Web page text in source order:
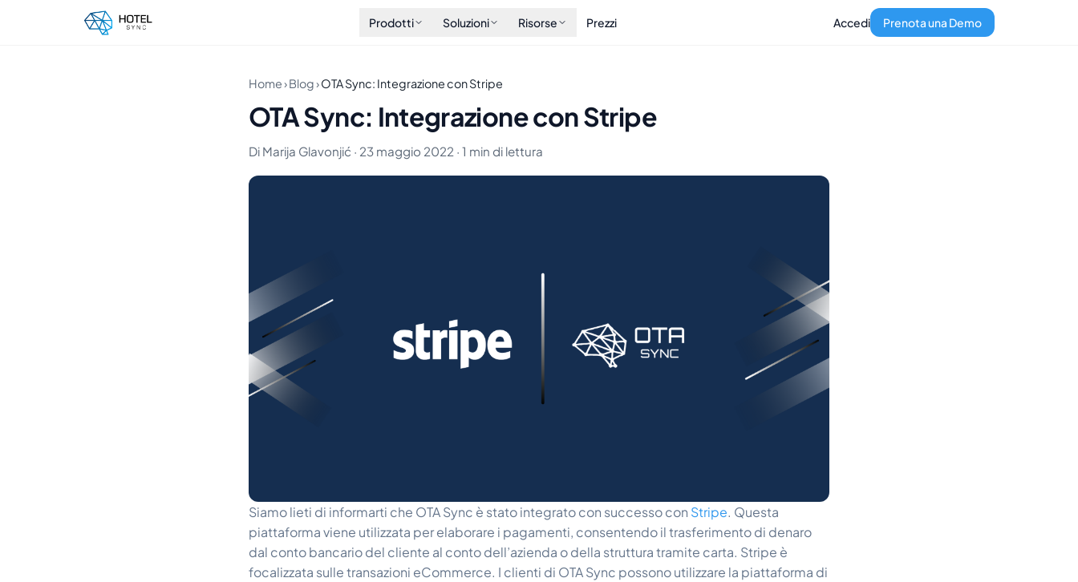
Prodotti Soluzioni Risorse Prezzi Accedi Prenota una Demo
Home›Blog›OTA Sync: Integrazione con Stripe
OTA Sync: Integrazione con Stripe
Di Marija Glavonjić · 23 maggio 2022 · 1 min di lettura
Siamo lieti di informarti che OTA Sync è stato integrato con successo con Stripe. Questa
piattaforma viene utilizzata per elaborare i pagamenti, consentendo il trasferimento di denaro
dal conto bancario del cliente al conto dell’azienda o della struttura tramite carta. Stripe è
focalizzata sulle transazioni eCommerce. I clienti di OTA Sync possono utilizzare la piattaforma di